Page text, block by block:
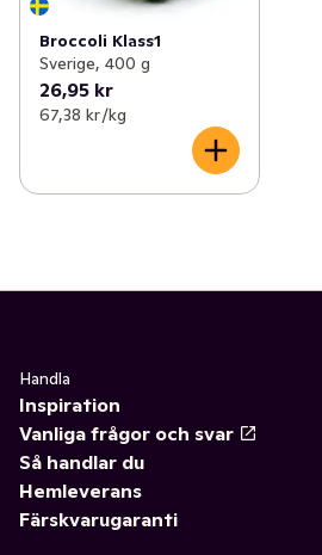
✓ Paprika (9)
✓ Broccoli (3)
✓ Ärtor & bönor
Grönsaksblandningar (4)
Broccoli Klass1
Sverige, 400 g
26,95 kr
67,38 kr /kg
Handla
Inspiration
Vanliga frågor och svar
Så handlar du
Hemleverans
Färskvarugaranti